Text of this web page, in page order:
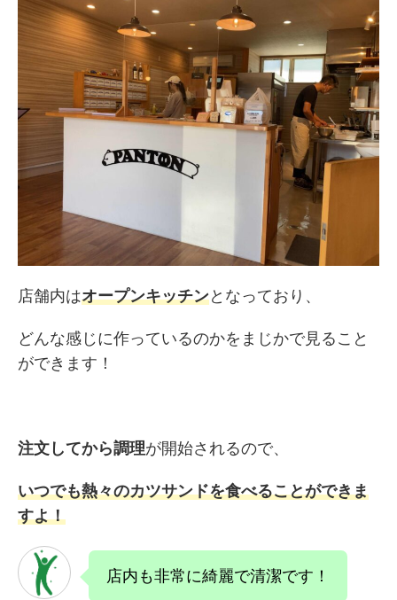
店舗内はオープンキッチンとなっており、
どんな感じに作っているのかをまじかで見ること
ができます！
注文してから調理が開始されるので、
いつでも熱々のカツサンドを食べることができま
すよ！
店内も非常に綺麗で清潔です！